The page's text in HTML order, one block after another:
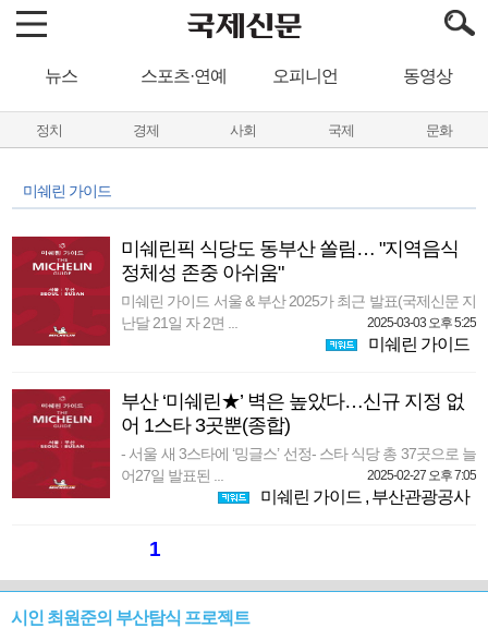
뉴스 스포츠·연예 오피니언 동영상
정치 경제 사회 국제 문화
미쉐린 가이드
미쉐린픽 식당도 동부산 쏠림… "지역음식
정체성 존중 아쉬움"
미쉐린 가이드 서울 & 부산 2025가 최근 발표(국제신문 지
난달 21일 자 2면 ...
2025-03-03 오후 5:25
미쉐린 가이드
부산 ‘미쉐린★’ 벽은 높았다…신규 지정 없
어 1스타 3곳뿐(종합)
- 서울 새 3스타에 ‘밍글스’ 선정- 스타 식당 총 37곳으로 늘
어27일 발표된 ...
2025-02-27 오후 7:05
미쉐린 가이드 , 부산관광공사
1
시인 최원준의 부산탐식 프로젝트